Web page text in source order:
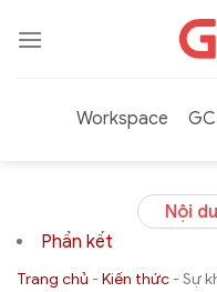
qua
Workspace
Nội
Phần kết
Trang chủ -Kiến thức -Sự